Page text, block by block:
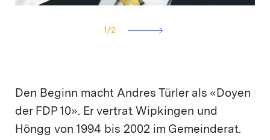
1 /2
Den Beginn macht Andres Türler als «Doyen
der FDP 10». Er vertrat Wipkingen und
Höngg von 1994 bis 2002 im Gemeinderat.